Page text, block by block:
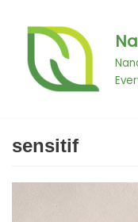
to
content
sensitif